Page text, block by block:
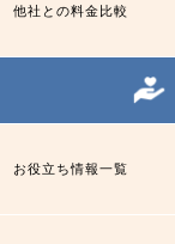
他社との料金比較
お役立ち情報一覧